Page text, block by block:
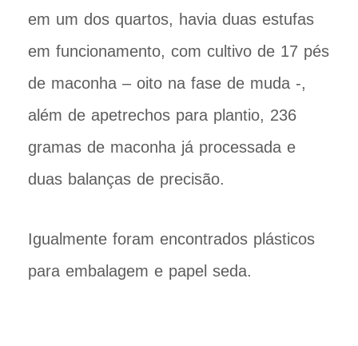
em um dos quartos, havia duas estufas
em funcionamento, com cultivo de 17 pés
de maconha – oito na fase de muda -,
além de apetrechos para plantio, 236
gramas de maconha já processada e
duas balanças de precisão.
Igualmente foram encontrados plásticos
para embalagem e papel seda.